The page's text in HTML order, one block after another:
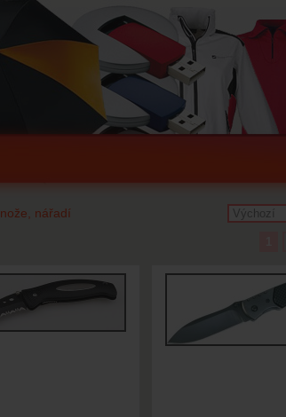
nože, nářadí